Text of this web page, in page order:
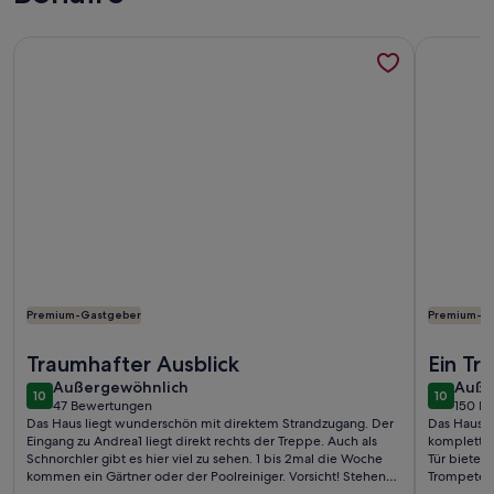
Premium-Gastgeber
Traumhafter Ausblick
1010 von 10
Außergewöhnlich
außergewöhnlich
47 Bewertungen
(47
bewertungen)
Das Haus liegt wunderschön mit direktem Strandzugang. Der
Eingang zu Andrea1 liegt direkt rechts der Treppe. Auch als
Schnorchler gibt es hier viel zu sehen. 1 bis 2mal die Woche
kommen ein Gärtner oder der Poolreiniger. Vorsicht! Stehen
Premium-
Ein
1010 von
150
(150
Das
komplette
Tür bietet